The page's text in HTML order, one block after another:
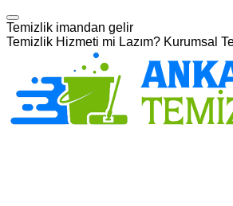
Temizlik imandan gelir
Temizlik Hizmeti mi Lazım? Kurumsal